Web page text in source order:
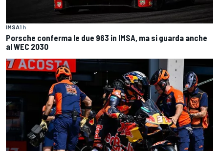
IMSA1 h
Porsche conferma le due 963 in IMSA, ma si guarda anche
al WEC 2030